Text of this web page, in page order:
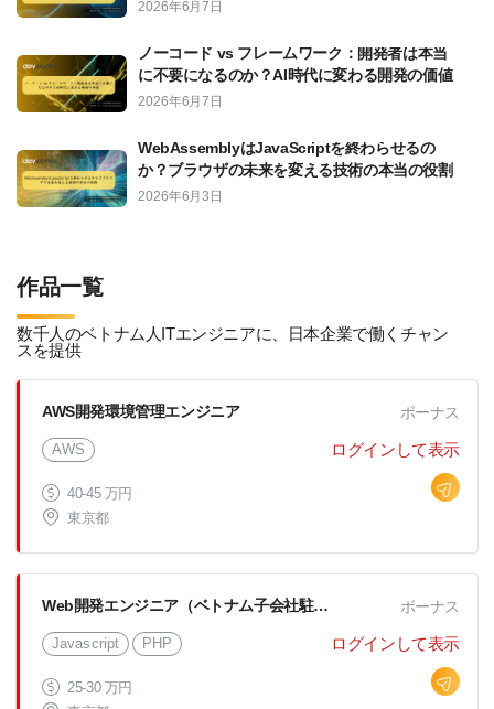
2026年6月7日
ノーコード vs フレームワーク：開発者は本当
に不要になるのか？AI時代に変わる開発の価値
2026年6月7日
WebAssemblyはJavaScriptを終わらせるの
か？ブラウザの未来を変える技術の本当の役割
2026年6月3日
作品一覧
数千人のベトナム人ITエンジニアに、日本企業で働くチャン
スを提供
AWS開発環境管理エンジニア
AWS
40-45 万円
東京都
ボーナス
ログインして表示
Web開発エンジニア（ベトナム子会社駐在）
Javascript PHP
25-30 万円
ボーナス
ログインして表示